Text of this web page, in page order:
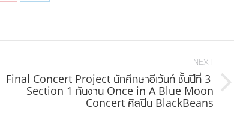
NEXT
Next
Final Concert Project นักศึกษาอีเว้นท์ ชั้นปีที่ 3
Section 1 กับงาน Once in A Blue Moon
Concert ศิลปิน BlackBeans